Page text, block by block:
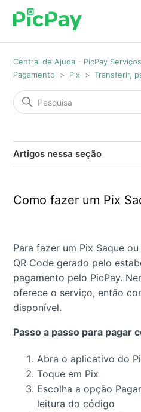
Central de Ajuda - PicPay
Pagamento
Pix Transferir,
Artigos nessa seção
Como fazer um Pix
Para fazer um Pix Saque
QR Code gerado pelo
pagamento pelo PicPay.
oferece o serviço, então
disponível.
Passo a passo para pagar
Abra o aplicativo do
Toque em Pix
Escolha a opção
leitura do código